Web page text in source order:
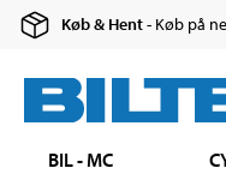
Køb & Hent- Køb på
BIL - MC